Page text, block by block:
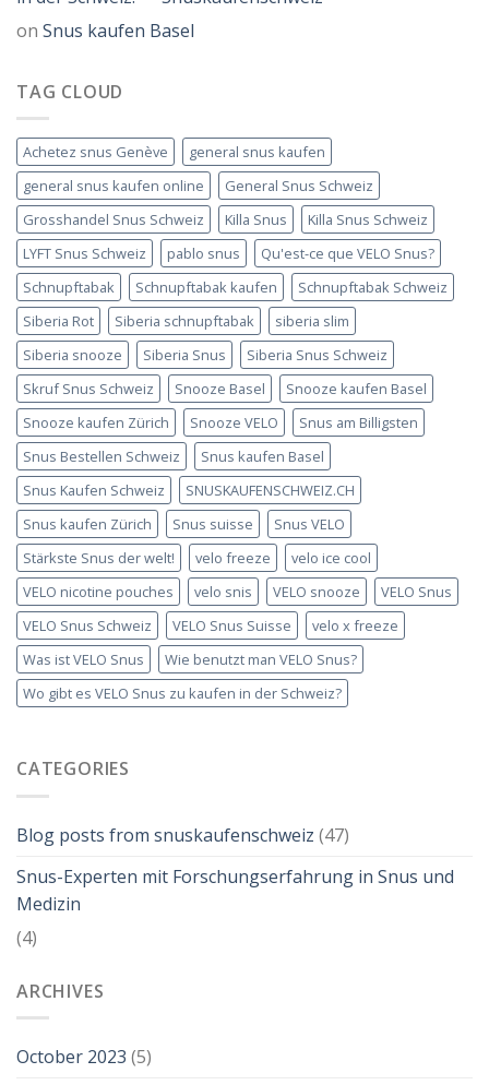
on Snus kaufen Basel
TAG CLOUD
Achetez snus Genève
general snus kaufen
general snus kaufen online
General Snus Schweiz
Grosshandel Snus Schweiz
Killa Snus
Killa Snus Schweiz
LYFT Snus Schweiz
pablo snus
Qu'est-ce que VELO Snus?
Schnupftabak
Schnupftabak kaufen
Schnupftabak Schweiz
Siberia Rot
Siberia schnupftabak
siberia slim
Siberia snooze
Siberia Snus
Siberia Snus Schweiz
Skruf Snus Schweiz
Snooze Basel
Snooze kaufen Basel
Snooze kaufen Zürich
Snooze VELO
Snus am Billigsten
Snus Bestellen Schweiz
Snus kaufen Basel
Snus Kaufen Schweiz
SNUSKAUFENSCHWEIZ.CH
Snus kaufen Zürich
Snus suisse
Snus VELO
Stärkste Snus der welt!
velo freeze
velo ice cool
VELO nicotine pouches
velo snis VELO snooze
VELO Snus
VELO Snus Schweiz
VELO Snus Suisse
velo x freeze
Was ist VELO Snus
Wie benutzt man VELO Snus?
Wo gibt es VELO Snus zu kaufen in der Schweiz?
CATEGORIES
Blog posts from snuskaufenschweiz (47)
Snus-Experten mit Forschungserfahrung in Snus und
Medizin
(4)
ARCHIVES
October 2023 (5)